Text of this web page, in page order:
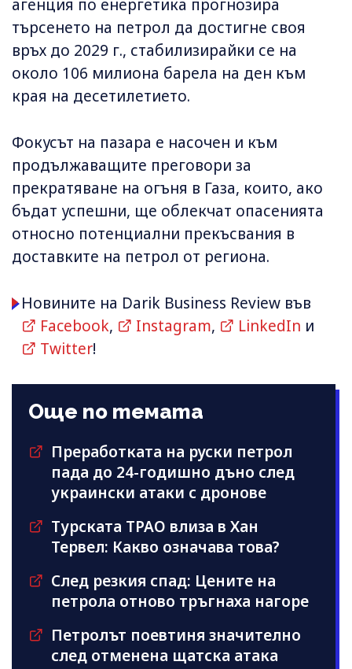
агенция по енергетика прогнозира
търсенето на петрол да достигне своя
връх до 2029 г., стабилизирайки се на
около 106 милиона барела на ден към
края на десетилетието.
Фокусът на пазара е насочен и към
продължаващите преговори за
прекратяване на огъня в Газа, които, ако
бъдат успешни, ще облекчат опасенията
относно потенциални прекъсвания в
доставките на петрол от региона.
Новините на Darik Business Review във
Facebook, Instagram, LinkedIn и
Twitter!
Още по темата
Преработката на руски петрол
пада до 24-годишно дъно след
украински атаки с дронове
Турската TPAO влиза в Хан
Тервел: Какво означава това?
След резкия спад: Цените на
петрола отново тръгнаха нагоре
Петролът поевтиня значително
след отменена щатска атака